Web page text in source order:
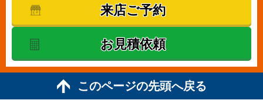
来店ご予約
お見積依頼
このページの先頭へ戻る